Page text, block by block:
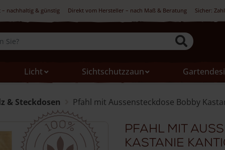
– nachhaltig & günstig Direkt vom Hersteller – nach Maß & Beratung Sicher:
Licht
Sichtschutzzaun
& Steckdosen Pfahl mit Aussensteckdose Bobby
Pfahl mit
Kastanie